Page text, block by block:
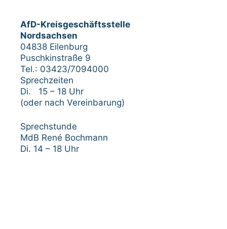
AfD-Kreisgeschäftsstelle
Nordsachsen
04838 Eilenburg
Puschkinstraße 9
Tel.: 03423/7094000
Sprechzeiten
Di. 15 – 18 Uhr
(oder nach Vereinbarung)
Sprechstunde
MdB René Bochmann
Di. 14 – 18 Uhr